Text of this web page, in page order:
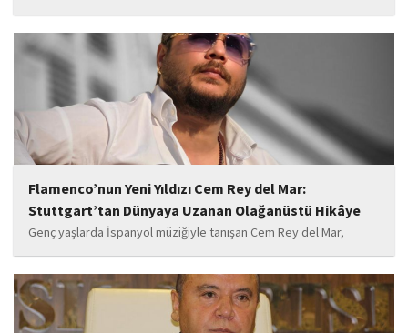
belediye başkanlığı görevinden uzaklaştırılan Tanju Özcan’ın da
aralarında bulunduğu 6’sı tutuklu 19 sanığın yargılandığı dava
başladı.
Flamenco’nun Yeni Yıldızı Cem Rey del Mar:
Stuttgart’tan Dünyaya Uzanan Olağanüstü Hikâye
Genç yaşlarda İspanyol müziğiyle tanışan Cem Rey del Mar,
flamenco kültürünün büyüleyici atmosferinden etkilenerek
kendisini bu alana yönlendirdi. Saatler süren disiplinli çalışmalar,
teknik gelişim ve müziğe olan tutkusu, onu kısa...